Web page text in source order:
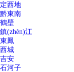
定西地
黔東南
鶴壁
鎮(zhèn)江
東鳳
西城
吉安
石河子